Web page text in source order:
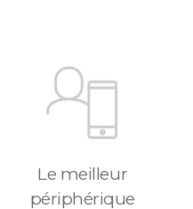
Le meilleur
périphérique